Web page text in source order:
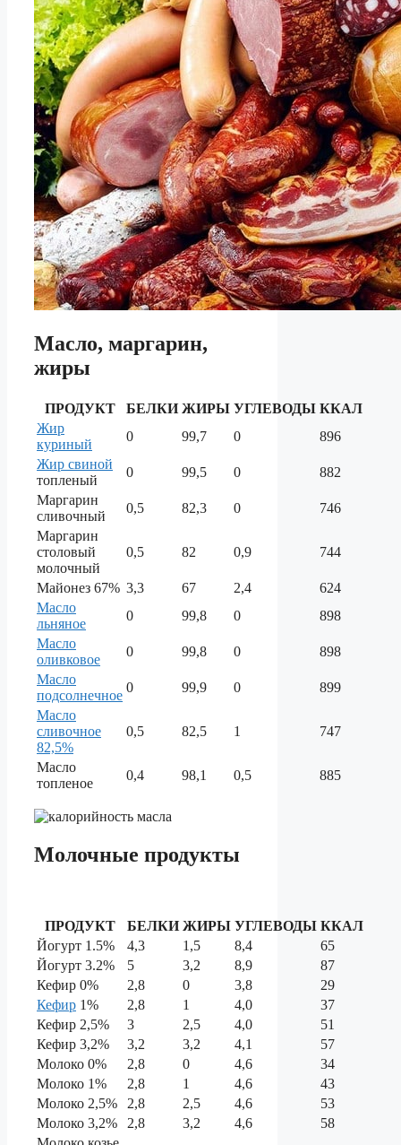
Масло, маргарин,
жиры
ПРОДУКТ БЕЛКИ ЖИРЫ УГЛЕВОДЫ ККАЛ
Жир
куриный
0 99,7 0
896
Жир свиной
топленый
0 99,5 0
882
Маргарин
сливочный
0,5 82,3 0
746
Маргарин
столовый
молочный
0,5 82 0,9 744
Майонез 67% 3,3 67 2,4
624
Масло
льняное
0 99,8 0
898
Масло
оливковое
0 99,8 0
898
Масло
подсолнечное
0 99,9 0
899
Масло
сливочное
82,5%
0,5 82,5 1 747
Масло
топленое
0,4 98,1 0,5 885
Молочные продукты
ПРОДУКТ БЕЛКИ ЖИРЫ УГЛЕВОДЫ ККАЛ
Йогурт 1.5%
4,3 1,5 8,4
65
Йогурт 3.2%
5 3,2 8,9
87
Кефир 0%
2,8 0 3,8
29
Кефир 1% 2,8 1 4,0
37
Кефир 2,5%
3 2,5 4,0
51
Кефир 3,2%
3,2 3,2 4,1
57
Молоко 0%
2,8 0 4,6
34
Молоко 1%
2,8 1 4,6
43
Молоко 2,5%
2,8 2,5 4,6
53
Молоко 3,2%
2,8 3,2 4,6
58